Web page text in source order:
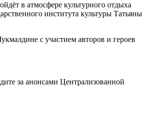
в атмосфере культурного отдыха
института культуры Татьяны
с участием авторов и героев
за анонсами Централизованной